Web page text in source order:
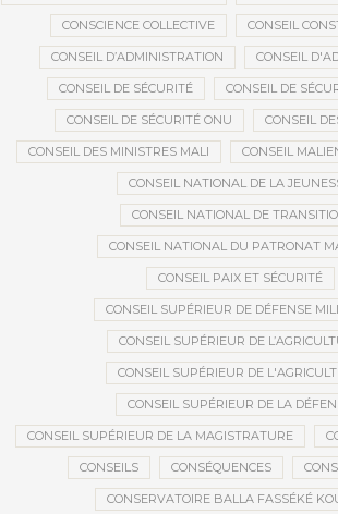
CONSCIENCE COLLECTIVE CONSEIL
CONSEIL D’ADMINISTRATION CONSEIL
CONSEIL DE SÉCURITÉ CONSEIL DE
CONSEIL DE SÉCURITÉ ONU CONSEIL
CONSEIL DES MINISTRES MALI CONSEIL
CONSEIL NATIONAL DE LA
CONSEIL NATIONAL DE
CONSEIL NATIONAL DU PATRONAT
CONSEIL PAIX ET SÉCURITÉ
CONSEIL SUPÉRIEUR DE DÉFENSE
CONSEIL SUPÉRIEUR DE
CONSEIL SUPÉRIEUR DE
CONSEIL SUPÉRIEUR DE LA
CONSEIL SUPÉRIEUR DE LA MAGISTRATURE
CONSEILS CONSÉQUENCES
CONSERVATOIRE BALLA FASSÉKÉ